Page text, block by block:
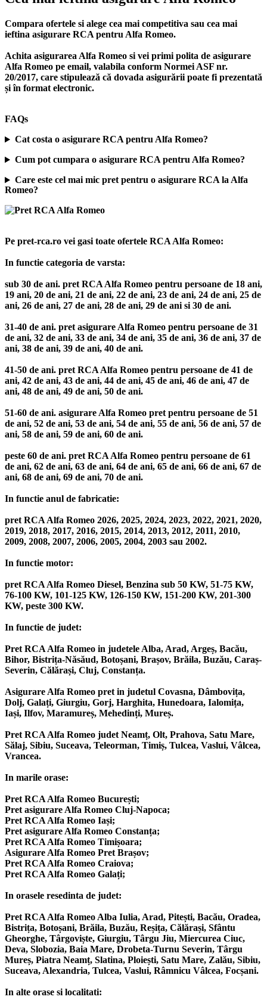
Compara ofertele si alege cea mai competitiva sau cea mai
ieftina asigurare RCA pentru Alfa Romeo.
Achita asigurarea Alfa Romeo si vei primi polita de asigurare
Alfa Romeo pe email, valabila conform Normei ASF nr.
20/2017, care stipulează că dovada asigurării poate fi prezentată
și în format electronic.
FAQs
Cat costa o asigurare RCA pentru Alfa Romeo?
Cum pot cumpara o asigurare RCA pentru Alfa Romeo?
Care este cel mai mic pret pentru o asigurare RCA la Alfa
Romeo?
Pe pret-rca.ro vei gasi toate ofertele RCA Alfa Romeo:
In functie categoria de varsta:
sub 30 de ani. pret RCA Alfa Romeo pentru persoane de 18 ani,
19 ani, 20 de ani, 21 de ani, 22 de ani, 23 de ani, 24 de ani, 25 de
ani, 26 de ani, 27 de ani, 28 de ani, 29 de ani si 30 de ani.
31-40 de ani. pret asigurare Alfa Romeo pentru persoane de 31
de ani, 32 de ani, 33 de ani, 34 de ani, 35 de ani, 36 de ani, 37 de
ani, 38 de ani, 39 de ani, 40 de ani.
41-50 de ani. pret RCA Alfa Romeo pentru persoane de 41 de
ani, 42 de ani, 43 de ani, 44 de ani, 45 de ani, 46 de ani, 47 de
ani, 48 de ani, 49 de ani, 50 de ani.
51-60 de ani. asigurare Alfa Romeo pret pentru persoane de 51
de ani, 52 de ani, 53 de ani, 54 de ani, 55 de ani, 56 de ani, 57 de
ani, 58 de ani, 59 de ani, 60 de ani.
peste 60 de ani. pret RCA Alfa Romeo pentru persoane de 61
de ani, 62 de ani, 63 de ani, 64 de ani, 65 de ani, 66 de ani, 67 de
ani, 68 de ani, 69 de ani, 70 de ani.
In functie anul de fabricatie:
pret RCA Alfa Romeo 2026, 2025, 2024, 2023, 2022, 2021, 2020,
2019, 2018, 2017, 2016, 2015, 2014, 2013, 2012, 2011, 2010,
2009, 2008, 2007, 2006, 2005, 2004, 2003 sau 2002.
In functie motor:
pret RCA Alfa Romeo Diesel, Benzina sub 50 KW, 51-75 KW,
76-100 KW, 101-125 KW, 126-150 KW, 151-200 KW, 201-300
KW, peste 300 KW.
In functie de judet:
Pret RCA Alfa Romeo in judetele Alba, Arad, Argeș, Bacău,
Bihor, Bistrița-Năsăud, Botoșani, Brașov, Brăila, Buzău, Caraș-
Severin, Călărași, Cluj, Constanța.
Asigurare Alfa Romeo pret in judetul Covasna, Dâmbovița,
Dolj, Galați, Giurgiu, Gorj, Harghita, Hunedoara, Ialomița,
Iași, Ilfov, Maramureș, Mehedinți, Mureș.
Pret RCA Alfa Romeo judet Neamț, Olt, Prahova, Satu Mare,
Sălaj, Sibiu, Suceava, Teleorman, Timiș, Tulcea, Vaslui, Vâlcea,
Vrancea.
In marile orase:
Pret RCA Alfa Romeo București;
Pret asigurare Alfa Romeo Cluj-Napoca;
Pret RCA Alfa Romeo Iași;
Pret asigurare Alfa Romeo Constanța;
Pret RCA Alfa Romeo Timișoara;
Asigurare Alfa Romeo Pret Brașov;
Pret RCA Alfa Romeo Craiova;
Pret RCA Alfa Romeo Galați;
In orasele resedinta de judet:
Pret RCA Alfa Romeo Alba Iulia, Arad, Pitești, Bacău, Oradea,
Bistrița, Botoșani, Brăila, Buzău, Reșița, Călărași, Sfântu
Gheorghe, Târgoviște, Giurgiu, Târgu Jiu, Miercurea Ciuc,
Deva, Slobozia, Baia Mare, Drobeta-Turnu Severin, Târgu
Mureș, Piatra Neamț, Slatina, Ploiești, Satu Mare, Zalău, Sibiu,
Suceava, Alexandria, Tulcea, Vaslui, Râmnicu Vâlcea, Focșani.
In alte orase si localitati: